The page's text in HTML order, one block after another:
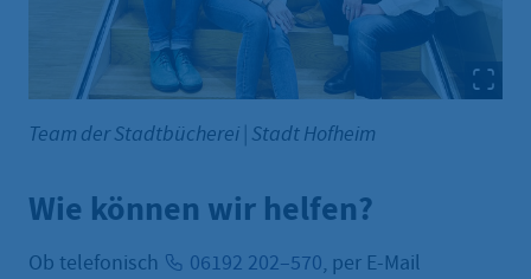
Team der Stadtbücherei | Stadt Hofheim
Wie können wir helfen?
Ob telefonisch 06192 202–570, per E-Mail